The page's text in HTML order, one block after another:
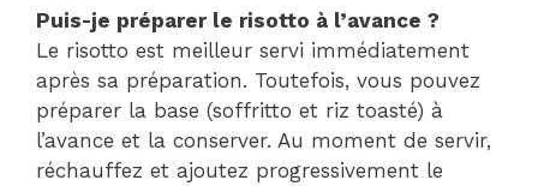
Puis-je préparer le risotto à l’avance ?
Le risotto est meilleur servi immédiatement
après sa préparation. Toutefois, vous pouvez
préparer la base (soffritto et riz toasté) à
l’avance et la conserver. Au moment de servir,
réchauffez et ajoutez progressivement le